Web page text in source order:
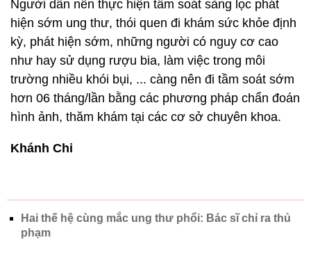
Người dân nên thực hiện tầm soát sàng lọc phát
hiện sớm ung thư, thói quen đi khám sức khỏe định
kỳ, phát hiện sớm, những người có nguy cơ cao
như hay sử dụng rượu bia, làm việc trong môi
trường nhiều khói bụi, ... càng nên đi tầm soát sớm
hơn 06 tháng/lần bằng các phương pháp chẩn đoán
hình ảnh, thăm khám tại các cơ sở chuyên khoa.
Khánh Chi
Hai thế hệ cùng mắc ung thư phổi: Bác sĩ chỉ ra thủ
phạm